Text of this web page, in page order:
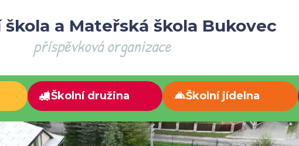
škola a Mateřská škola Bukovec
příspěvková organizace
Školní družina Školní jídelna